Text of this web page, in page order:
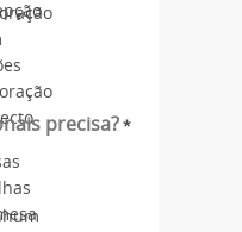
precisa? *